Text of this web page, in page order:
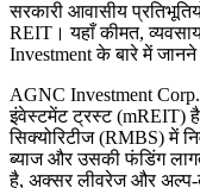
सरकारी आवासीय
REIT। यहाँ कीमत,
Investment के बारे में जानने
AGNC Investment Corp.
इंवेस्टमेंट ट्रस्ट (mREIT)
सिक्योरिटीज (RMBS) में
ब्याज और उसकी फंडिंग
है, अक्सर लीवरेज और अल्प-